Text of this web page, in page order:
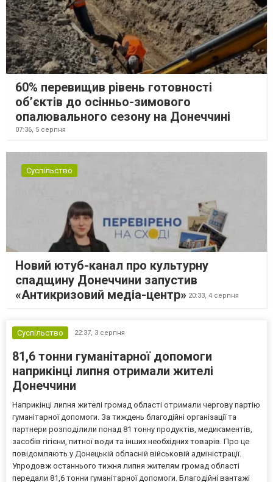
60% перевищив рівень готовності
об’єктів до осінньо-зимового
опалювального сезону на Донеччині
07:36, 5 серпня
Суспільство
Новий ютуб-канал про культурну
спадщину Донеччини запустив
«Антикризовий медіа-центр» 20:33, 4 серпня
Суспільство 22:37, 3 серпня
81,6 тонни гуманітарної допомоги
наприкінці липня отримали жителі
Донеччини
Наприкінці липня жителі громад області отримали чергову партію
гуманітарної допомоги. За тиждень благодійні організації та
партнери розподілили понад 81 тонну продуктів, медикаментів,
засобів гігієни, питної води та інших необхідних товарів. Про це
повідомляють у Донецькій обласній військовій адміністрації.
Упродовж останнього тижня липня жителям громад області
передали 81,6 тонни гуманітарної допомоги. Благодійні вантажі